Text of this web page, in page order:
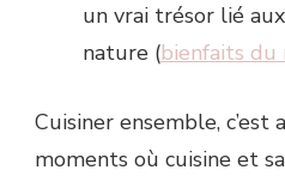
un vrai trésor lié
nature (bienfaits du
Cuisiner ensemble, c’est
moments où cuisine et